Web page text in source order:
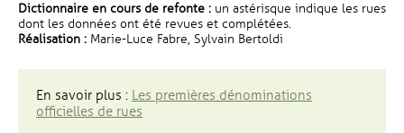
Dictionnaire en cours de refonte : un astérisque indique les rues
dont les données ont été revues et complétées.
Réalisation : Marie-Luce Fabre, Sylvain Bertoldi
En savoir plus : Les premières dénominations
officielles de rues